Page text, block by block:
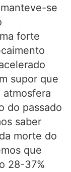
se
forte
supor que
atmosfera
do passado
saber
morte do
que
28-37%